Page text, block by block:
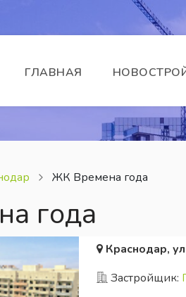
ГЛАВНАЯ
ЖК Времена года
года
Краснодар,
Застройщик: